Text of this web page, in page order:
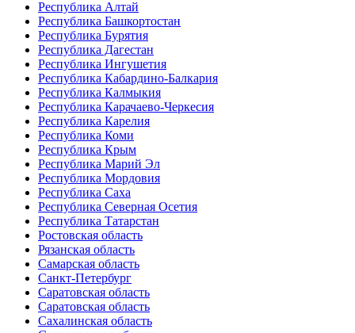
Республика Алтай
Республика Башкортостан
Республика Бурятия
Республика Дагестан
Республика Ингушетия
Республика Кабардино-Балкария
Республика Калмыкия
Республика Карачаево-Черкесия
Республика Карелия
Республика Коми
Республика Крым
Республика Марий Эл
Республика Мордовия
Республика Саха
Республика Северная Осетия
Республика Татарстан
Ростовская область
Рязанская область
Самарская область
Санкт-Петербург
Саратовская область
Саратовская область
Сахалинская область